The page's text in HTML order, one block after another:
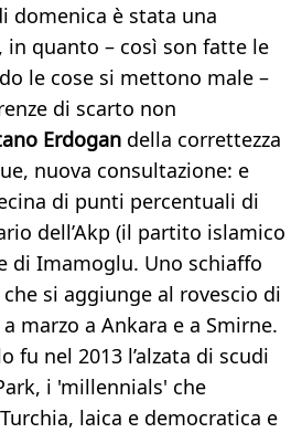
domenica è stata una
quanto – così son fatte le
le cose si mettono male –
di scarto non
Erdogan della correttezza
nuova consultazione: e
di punti percentuali di
dell’Akp (il partito islamico
di Imamoglu. Uno schiaffo
si aggiunge al rovescio di
marzo a Ankara e a Smirne.
fu nel 2013 l’alzata di scudi
i 'millennials' che
laica e democratica e